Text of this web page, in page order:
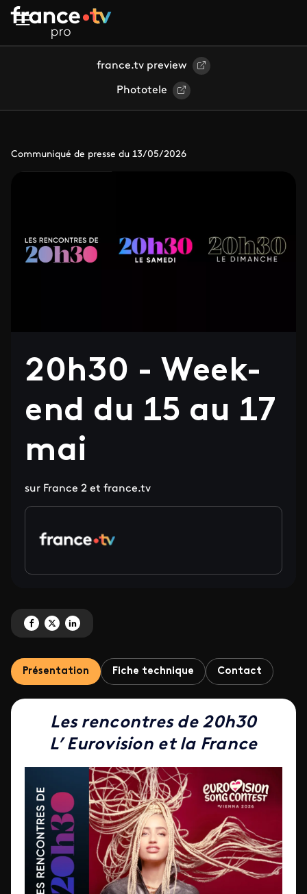
Aller au contenu principal
france.tv preview
Phototele
Communiqué de presse du 13/05/2026
20h30 - Week-
end du 15 au 17
mai
sur France 2 et france.tv
Partagez '20h30 - Week-end du 15 au 17 mai' sur Facebook
Partagez '20h30 - Week-end du 15 au 17 mai' sur X
Partagez '20h30 - Week-end du 15 au 17 mai' sur LinkedIn
Présentation Fiche technique Contact
Les rencontres de 20h30
L’ Eurovision et la France